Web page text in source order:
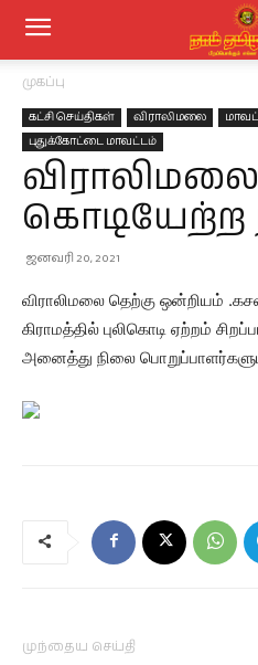
முகப்பு
கட்சி செய்திகள் விராலிமலை
புதுக்கோட்டை மாவட்டம்
கொடியேற்ற
ஜனவரி 20, 2021
விராலிமலை தெற்கு ஒன்றியம்
கிராமத்தில் புலிகொடி ஏற்றம்
அனைத்து நிலை
முந்தைய செய்தி